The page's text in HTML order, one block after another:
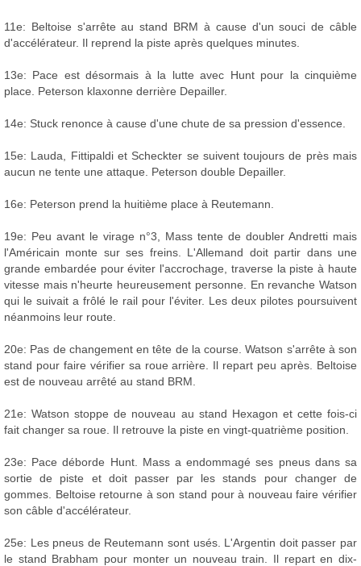
11e: Beltoise s'arrête au stand BRM à cause d'un souci de câble
d'accélérateur. Il reprend la piste après quelques minutes.
13e: Pace est désormais à la lutte avec Hunt pour la cinquième
place. Peterson klaxonne derrière Depailler.
14e: Stuck renonce à cause d'une chute de sa pression d'essence.
15e: Lauda, Fittipaldi et Scheckter se suivent toujours de près mais
aucun ne tente une attaque. Peterson double Depailler.
16e: Peterson prend la huitième place à Reutemann.
19e: Peu avant le virage n°3, Mass tente de doubler Andretti mais
l'Américain monte sur ses freins. L'Allemand doit partir dans une
grande embardée pour éviter l'accrochage, traverse la piste à haute
vitesse mais n'heurte heureusement personne. En revanche Watson
qui le suivait a frôlé le rail pour l'éviter. Les deux pilotes poursuivent
néanmoins leur route.
20e: Pas de changement en tête de la course. Watson s'arrête à son
stand pour faire vérifier sa roue arrière. Il repart peu après. Beltoise
est de nouveau arrêté au stand BRM.
21e: Watson stoppe de nouveau au stand Hexagon et cette fois-ci
fait changer sa roue. Il retrouve la piste en vingt-quatrième position.
23e: Pace déborde Hunt. Mass a endommagé ses pneus dans sa
sortie de piste et doit passer par les stands pour changer de
gommes. Beltoise retourne à son stand pour à nouveau faire vérifier
son câble d'accélérateur.
25e: Les pneus de Reutemann sont usés. L'Argentin doit passer par
le stand Brabham pour monter un nouveau train. Il repart en dix-